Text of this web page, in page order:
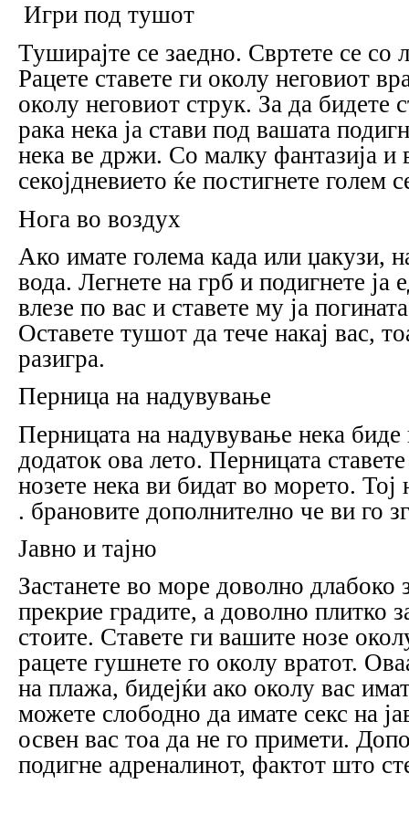
Игри под тушот
Туширајте се заедно. Свртете се со
Рацете ставете ги околу неговиот
околу неговиот струк. За да бидете
рака нека ја стави под вашата
нека ве држи. Со малку фантазија и
секојдневието ќе постигнете голем
Нога во воздух
Ако имате голема када или џакузи,
вода. Легнете на грб и подигнете ја
влезе по вас и ставете му ја
Оставете тушот да тече накај вас,
разигра.
Перница на надувување
Перницата на надувување нека
додаток ова лето. Перницата ставете
нозете нека ви бидат во морето. Тој
. брановите дополнително че ви го
Јавно и тајно
Застанете во море доволно длабоко
прекрие градите, а доволно плитко
стоите. Ставете ги вашите нозе
рацете гушнете го околу вратот.
на плажа, бидејќи ако околу вас
можете слободно да имате секс на
освен вас тоа да не го примети.
подигне адреналинот, фактот што